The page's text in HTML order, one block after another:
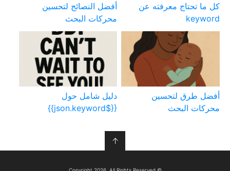
كل ما تحتاج معرفته عن
keyword
أفضل النصائح لتحسين
محركات البحث
أفضل طرق لتحسين
محركات البحث
دليل شامل حول
{{$json.keyword}}
↑